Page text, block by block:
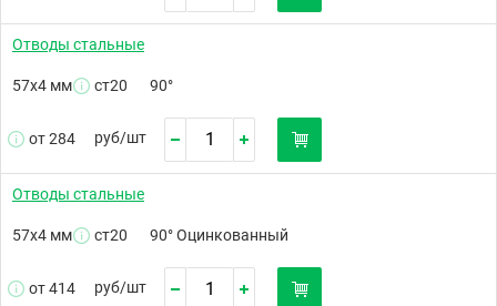
Отводы стальные
57х4 мм ст20 90°
от 284 руб/шт
Отводы стальные
57х4 мм ст20 90° Оцинкованный
от 414 руб/шт